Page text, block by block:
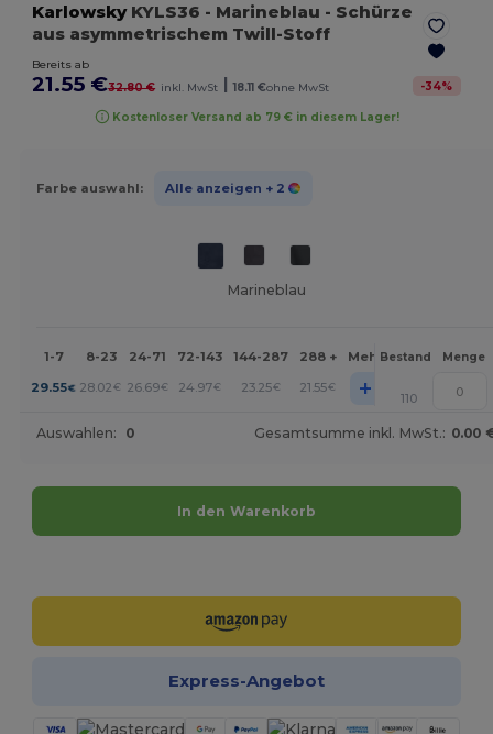
KarlowskyKYLS36 - Marineblau - Schürze
aus asymmetrischem Twill-Stoff
Bereits ab
21.55 €32.80 € inkl. MwSt | 18.11 €ohne MwSt -34%
Kostenloser Versand ab 79 € in diesem Lager!
Farbe auswahl: Alle anzeigen + 2
Marineblau
1-7 8-23 24-71 72-143 144-287 288 + MehrBestand Menge
29.55€ 28.02 € 26.69€ 24.97€ 23.25€ 21.55€ + 110
Auswahlen: 0 Gesamtsumme inkl. MwSt.: 0.00
In den Warenkorb
Express-Angebot